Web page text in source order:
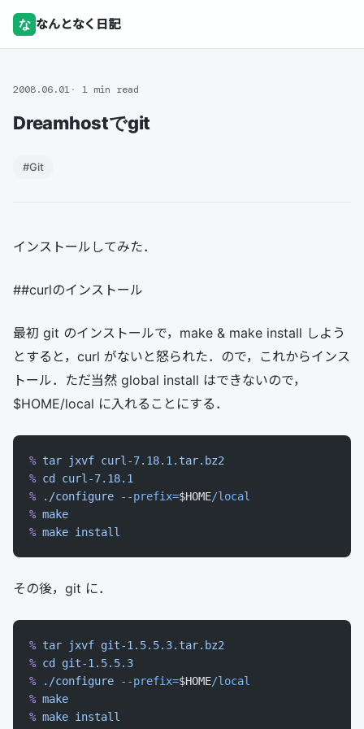
な なんとなく日記
2008.06.01 1 min read
Dreamhostでgit
#Git
インストールしてみた．
##curlのインストール
最初 git のインストールで，make & make install しよう
とすると，curl がないと怒られた．ので，これからインス
トール．ただ当然 global install はできないので，
$HOME/local に入れることにする．
% tar jxvf curl-7.18.1.tar.bz2
% cd
curl-7.18.1
% ./configure --prefix=$HOME/local
% make
% make install
その後，git に．
% tar jxvf git-1.5.5.3.tar.bz2
% cd
git-1.5.5.3
% ./configure --prefix=$HOME/local
% make
% make install